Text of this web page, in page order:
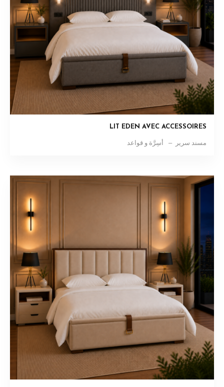
LIT EDEN AVEC ACCESSOIRES
أسِرَّة و قواعد مسند سرير